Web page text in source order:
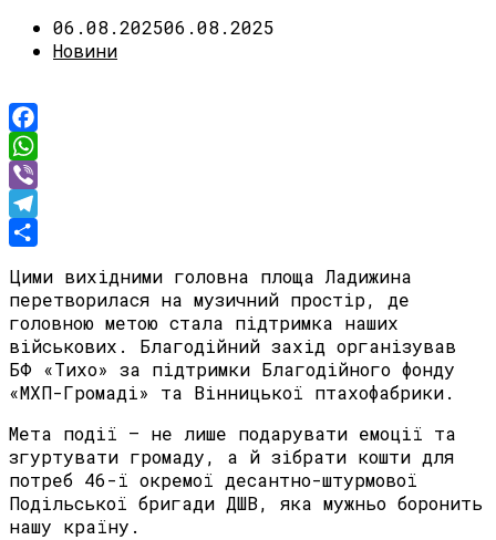
06.08.202506.08.2025
Новини
Facebook
WhatsApp
Viber
Telegram
Цими вихідними головна площа Ладижина
перетворилася на музичний простір, де
головною метою стала підтримка наших
військових. Благодійний захід організував
БФ «Тихо» за підтримки Благодійного фонду
«МХП-Громаді» та Вінницької птахофабрики.
Мета події — не лише подарувати емоції та
згуртувати громаду, а й зібрати кошти для
потреб 46-ї окремої десантно-штурмової
Подільської бригади ДШВ, яка мужньо боронить
нашу країну.